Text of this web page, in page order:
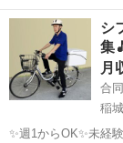
「Wワーク」など働
のみ午後のみ可能！ アルバ
します🚲 ...
東京 稲城市
シ
集
月
合
稲
✨週1からOK✨未経